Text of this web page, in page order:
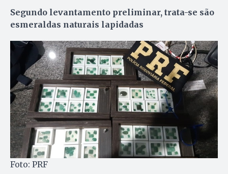
Segundo levantamento preliminar, trata-se são
esmeraldas naturais lapidadas
Foto: PRF